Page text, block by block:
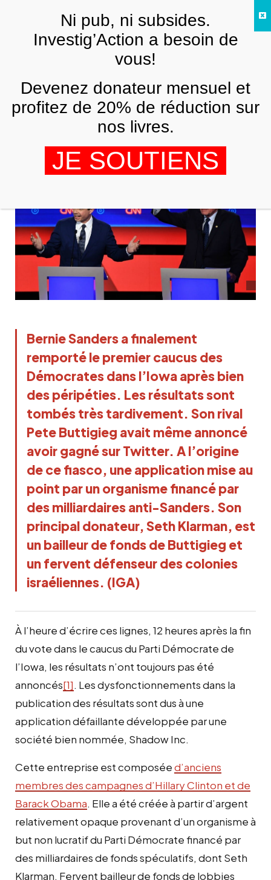
Un milliardaire pro-israélien et soutien
de Buttigieg derrière l’application à
l’orgine du fiasco des primaires
démocrates dans l’Iowa
MAX BLUMENTHAL 6 FÉVRIER 2020
Bernie Sanders a finalement
remporté le premier caucus des
Démocrates dans l’Iowa après bien
des péripéties. Les résultats sont
tombés très tardivement. Son rival
Pete Buttigieg avait même annoncé
avoir gagné sur Twitter. A l’origine
de ce fiasco, une application mise au
point par un organisme financé par
des milliardaires anti-Sanders. Son
principal donateur, Seth Klarman, est
un bailleur de fonds de Buttigieg et
un fervent défenseur des colonies
israéliennes. (IGA)
À l’heure d’écrire ces lignes, 12 heures après la fin
du vote dans le caucus du Parti Démocrate de
l’Iowa, les résultats n’ont toujours pas été
annoncés[1]. Les dysfonctionnements dans la
publication des résultats sont dus à une
application défaillante développée par une
société bien nommée, Shadow Inc.
Cette entreprise est composéed’anciens
membres des campagnes d’Hillary Clinton et de
Barack Obama. Elle a été créée à partir d’argent
relativement opaque provenant d’un organisme à
but non lucratif du Parti Démocrate financé par
des milliardaires de fonds spéculatifs, dont Seth
Klarman. Fervent bailleur de fonds de lobbies
ANALYSES ET TÉMOIGNAGES
FRNi pub, ni subsides.
Investig’Action a besoin de
vous!
Devenez donateur mensuel et
profitez de 20% de réduction sur
nos livres.
JE SOUTIENS